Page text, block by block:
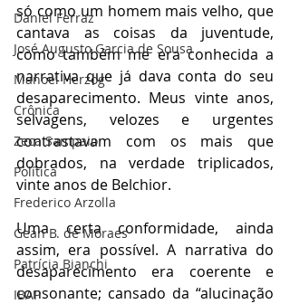
Daniel Ferraz
José Augusto Garcia de Sousa
Manoel Herzog
Crônica
Zeca Sampaio
Política
Frederico Arzolla
Gean B. de Moraes
Patrícia Bianchi
IBAP
só como um homem mais velho, que
cantava as coisas da juventude,
como também me era conhecida a
narrativa que já dava conta do seu
desaparecimento. Meus vinte anos,
selvagens, velozes e urgentes
contrastavam com os mais que
dobrados, na verdade triplicados,
vinte anos de Belchior.
Uma certa conformidade, ainda
assim, era possível. A narrativa do
desaparecimento era coerente e
consonante; cansado da “alucinação